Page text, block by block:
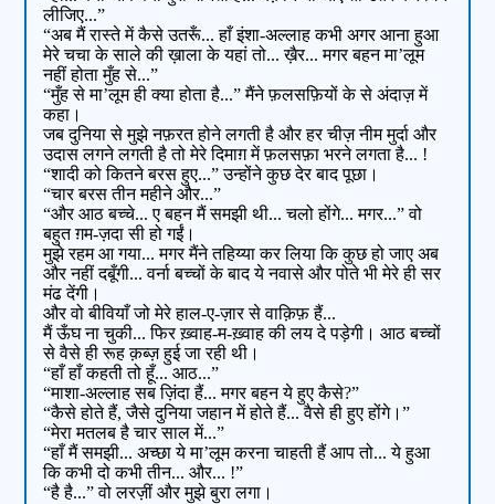
लीजिए...”
“अब मैं रास्ते में कैसे उतरूँ... हाँ इंशा-अल्लाह कभी अगर आना हुआ
मेरे चचा के साले की ख़ाला के यहां तो... ख़ैर... मगर बहन मा’लूम
नहीं होता मुँह से...”
“मुँह से मा’लूम ही क्या होता है...” मैंने फ़लसफ़ियों के से अंदाज़ में
कहा।
जब दुनिया से मुझे नफ़रत होने लगती है और हर चीज़ नीम मुर्दा और
उदास लगने लगती है तो मेरे दिमाग़ में फ़लसफ़ा भरने लगता है... !
“शादी को कितने बरस हुए...” उन्होंने कुछ देर बाद पूछा।
“चार बरस तीन महीने और...”
“और आठ बच्चे... ए बहन मैं समझी थी... चलो होंगे... मगर...” वो
बहुत ग़म-ज़दा सी हो गईं।
मुझे रहम आ गया... मगर मैंने तहिय्या कर लिया कि कुछ हो जाए अब
और नहीं दबूँगी... वर्ना बच्चों के बाद ये नवासे और पोते भी मेरे ही सर
मंढ देंगी।
और वो बीवियाँ जो मेरे हाल-ए-ज़ार से वाक़िफ़ हैं...
मैं ऊँघ ना चुकी... फिर ख़्वाह-म-ख़्वाह की लय दे पड़ेगी। आठ बच्चों
से वैसे ही रूह क़ब्ज़ हुई जा रही थी।
“हाँ हाँ कहती तो हूँ... आठ...”
“माशा-अल्लाह सब ज़िंदा हैं... मगर बहन ये हुए कैसे?”
“कैसे होते हैं, जैसे दुनिया जहान में होते हैं... वैसे ही हुए होंगे।”
“मेरा मतलब है चार साल में...”
“हाँ मैं समझी... अच्छा ये मा’लूम करना चाहती हैं आप तो... ये हुआ
कि कभी दो कभी तीन... और... !”
“है है...” वो लरज़ीं और मुझे बुरा लगा।